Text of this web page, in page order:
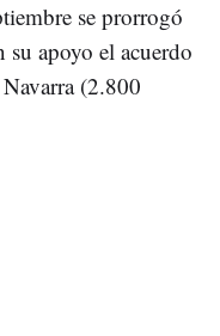
se prorrogó
apoyo el acuerdo
(2.800